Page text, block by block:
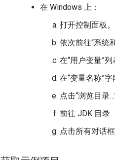
在 Windows 上：
打开控制面板。
依次前往“系统
在“用户变量”
在“变量名称”
点击“浏览目录…”
前往 JDK 目录
点击所有对话框